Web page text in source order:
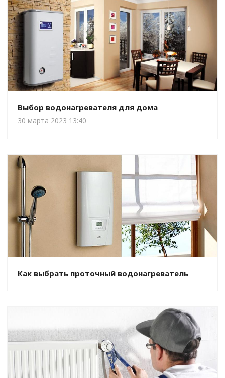
Выбор водонагревателя для дома
30 марта 2023 13:40
Как выбрать проточный водонагреватель